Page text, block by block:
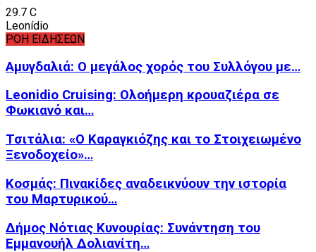
29.7 C
Leonídio
ΡΟΗ ΕΙΔΗΣΕΩΝ
Αμυγδαλιά: Ο μεγάλος χορός του Συλλόγου με…
Leonidio Cruising: Ολοήμερη κρουαζιέρα σε
Φωκιανό και…
Τσιτάλια: «Ο Καραγκιόζης και το Στοιχειωμένο
Ξενοδοχείο»…
Κοσμάς: Πινακίδες αναδεικνύουν την ιστορία
του Μαρτυρικού…
Δήμος Νότιας Κυνουρίας: Συνάντηση του
Εμμανουήλ Δολιανίτη…